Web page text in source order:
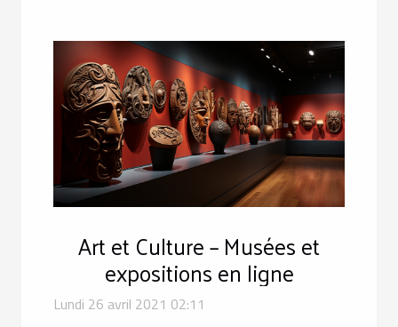
Art et Culture – Musées et
expositions en ligne
Lundi 26 avril 2021 02:11